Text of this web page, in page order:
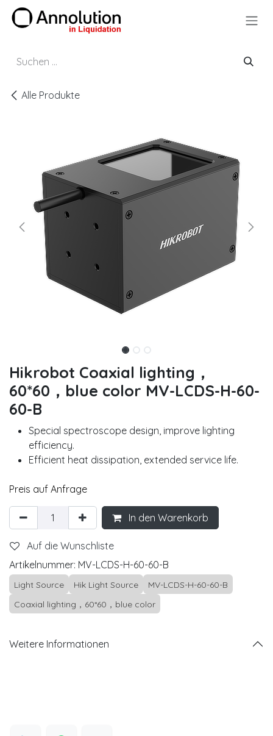
Zum Inhalt springen
Alle Produkte
Hikrobot Coaxial lighting，
60*60，blue color MV-LCDS-H-60-
60-B
Special spectroscope design, improve lighting
efficiency.
Efficient heat dissipation, extended service life.
Preis auf Anfrage
In den Warenkorb
Auf die Wunschliste
Artikelnummer: MV-LCDS-H-60-60-B
Light Source Hik Light Source
MV-LCDS-H-60-60-B
Coaxial lighting，60*60，blue color
Weitere Informationen